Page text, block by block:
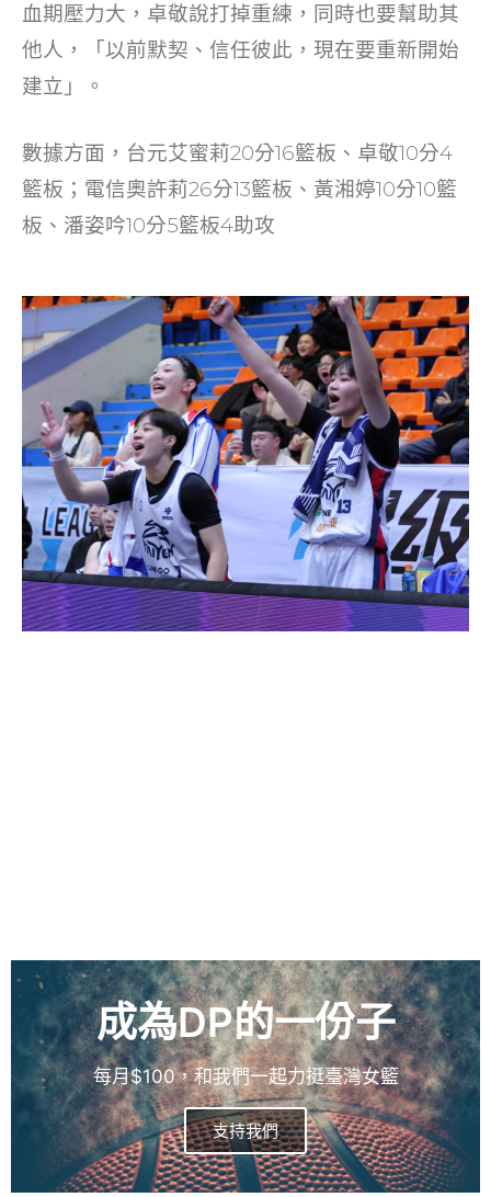
血期壓力大，卓敬說打掉重練，同時也要幫助其
他人，「以前默契、信任彼此，現在要重新開始
建立」。
數據方面，台元艾蜜莉20分16籃板、卓敬10分4
籃板；電信奧許莉26分13籃板、黃湘婷10分10籃
板、潘姿吟10分5籃板4助攻
成為DP的一份子
每月$100，和我們一起力挺臺灣女籃
支持我們